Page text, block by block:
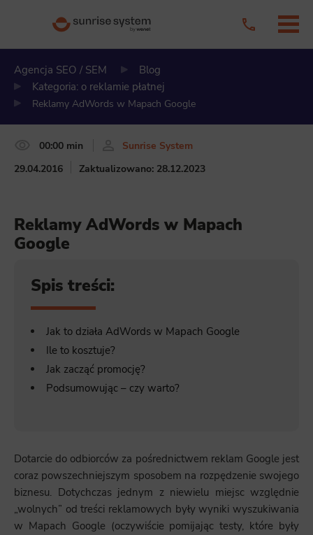
Agencja SEO / SEM
Blog
Kategoria: o reklamie płatnej
Reklamy AdWords w Mapach Google
00:00 min
Sunrise System
29.04.2016
Zaktualizowano: 28.12.2023
Reklamy AdWords w Mapach
Google
Spis treści:
Jak to działa AdWords w Mapach Google
Ile to kosztuje?
Jak zacząć promocję?
Podsumowując – czy warto?
Dotarcie do odbiorców za pośrednictwem reklam Google jest
coraz powszechniejszym sposobem na rozpędzenie swojego
biznesu. Dotychczas jednym z niewielu miejsc względnie
„wolnych” od treści reklamowych były wyniki wyszukiwania
w Mapach Google (oczywiście pomijając testy, które były